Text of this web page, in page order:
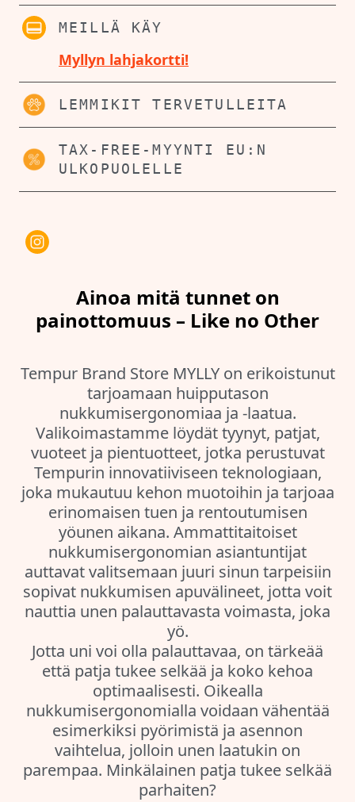
MEILLÄ KÄY
Myllyn lahjakortti!
LEMMIKIT TERVETULLEITA
TAX-FREE-MYYNTI EU:N
ULKOPUOLELLE
Ainoa mitä tunnet on
painottomuus – Like no Other
Tempur Brand Store MYLLY on erikoistunut
tarjoamaan huipputason
nukkumisergonomiaa ja -laatua.
Valikoimastamme löydät tyynyt, patjat,
vuoteet ja pientuotteet, jotka perustuvat
Tempurin innovatiiviseen teknologiaan,
joka mukautuu kehon muotoihin ja tarjoaa
erinomaisen tuen ja rentoutumisen
yöunen aikana. Ammattitaitoiset
nukkumisergonomian asiantuntijat
auttavat valitsemaan juuri sinun tarpeisiin
sopivat nukkumisen apuvälineet, jotta voit
nauttia unen palauttavasta voimasta, joka
yö.
Jotta uni voi olla palauttavaa, on tärkeää
että patja tukee selkää ja koko kehoa
optimaalisesti. Oikealla
nukkumisergonomialla voidaan vähentää
esimerkiksi pyörimistä ja asennon
vaihtelua, jolloin unen laatukin on
parempaa. Minkälainen patja tukee selkää
parhaiten?